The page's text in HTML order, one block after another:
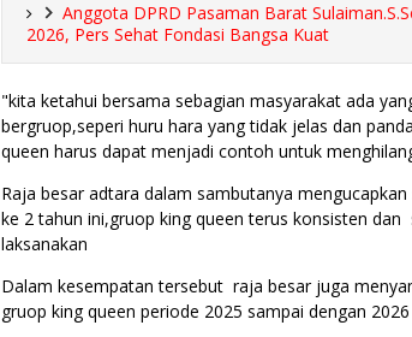
Anggota DPRD Pasaman Barat
2026, Pers Sehat Fondasi Bangsa Kuat
"kita ketahui bersama sebagian masyarakat ada
bergruop,seperi huru hara yang tidak jelas dan
queen harus dapat menjadi contoh untuk
Raja besar adtara dalam sambutanya
ke 2 tahun ini,gruop king queen terus konsisten
laksanakan
Dalam kesempatan tersebut raja besar juga
gruop king queen periode 2025 sampai dengan 2026